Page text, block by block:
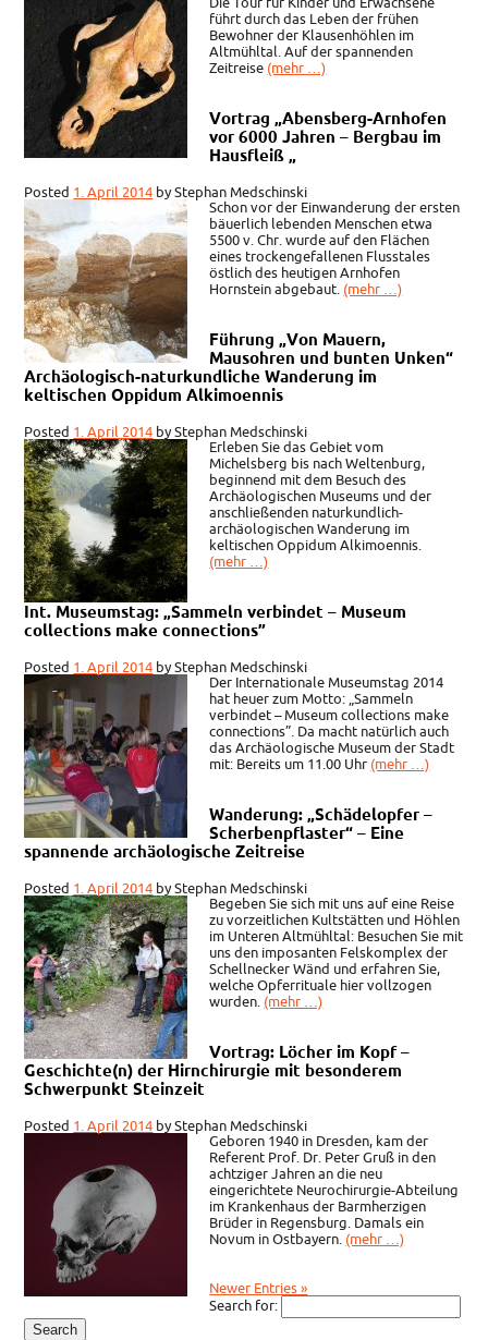
führt durch das Leben der frühen
Bewohner der Klausenhöhlen im
Altmühltal. Auf der spannenden
Zeitreise (mehr …)
Vortrag „Abensberg-Arnhofen
vor 6000 Jahren – Bergbau im
Hausfleiß „
Posted 1. April 2014 byStephan Medschinski
Schon vor der Einwanderung der ersten
bäuerlich lebenden Menschen etwa
5500 v. Chr. wurde auf den Flächen
eines trockengefallenen Flusstales
östlich des heutigen Arnhofen
Hornstein abgebaut. (mehr …)
Führung „Von Mauern,
Mausohren und bunten Unken“
Archäologisch-naturkundliche Wanderung im
keltischen Oppidum Alkimoennis
Posted 1. April 2014 byStephan Medschinski
Erleben Sie das Gebiet vom
Michelsberg bis nach Weltenburg,
beginnend mit dem Besuch des
Archäologischen Museums und der
anschließenden naturkundlich-
archäologischen Wanderung im
keltischen Oppidum Alkimoennis.
(mehr …)
Int. Museumstag: „Sammeln verbindet – Museum
collections make connections”
Posted 1. April 2014 byStephan Medschinski
Der Internationale Museumstag 2014
hat heuer zum Motto: „Sammeln
verbindet – Museum collections make
connections”. Da macht natürlich auch
das Archäologische Museum der Stadt
mit: Bereits um 11.00 Uhr (mehr …)
Wanderung: „Schädelopfer –
Scherbenpflaster“ – Eine
spannende archäologische Zeitreise
Posted 1. April 2014 byStephan Medschinski
Begeben Sie sich mit uns auf eine Reise
zu vorzeitlichen Kultstätten und Höhlen
im Unteren Altmühltal: Besuchen Sie mit
uns den imposanten Felskomplex der
Schellnecker Wänd und erfahren Sie,
welche Opferrituale hier vollzogen
wurden. (mehr …)
Vortrag: Löcher im Kopf –
Geschichte(n) der Hirnchirurgie mit besonderem
Schwerpunkt Steinzeit
Posted 1. April 2014 byStephan Medschinski
Geboren 1940 in Dresden, kam der
Referent Prof. Dr. Peter Gruß in den
achtziger Jahren an die neu
eingerichtete Neurochirurgie-Abteilung
im Krankenhaus der Barmherzigen
Brüder in Regensburg. Damals ein
Novum in Ostbayern. (mehr …)
Newer Entries »
Search for: